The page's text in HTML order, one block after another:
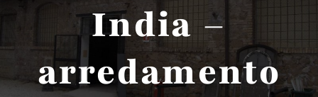
India –
arredamento